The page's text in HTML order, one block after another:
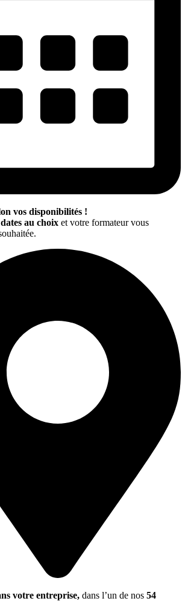
vos disponibilités !
au choix et votre formateur vous
votre entreprise, dans l’un de nos 54